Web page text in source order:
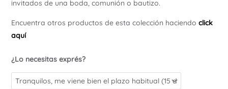
invitados de una boda, comunión o bautizo.
Encuentra otros productos de esta colección haciendo click
aquí
¿Lo necesitas exprés?